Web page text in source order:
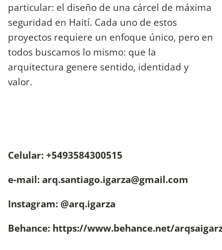
particular: el diseño de una cárcel de máxima
seguridad en Haití. Cada uno de estos
proyectos requiere un enfoque único, pero en
todos buscamos lo mismo: que la
arquitectura genere sentido, identidad y
valor.
Celular: +5493584300515
e-mail:arq.santiago.igarza@gmail.com
Instagram: @arq.igarza
Behance: https://www.behance.net/